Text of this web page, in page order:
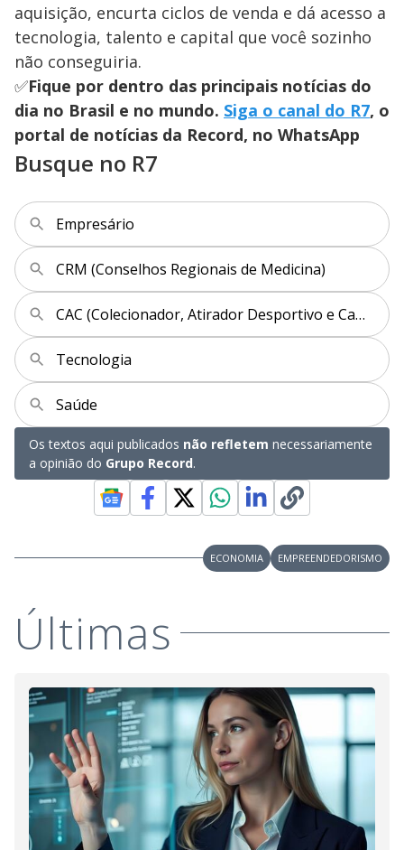
aquisição, encurta ciclos de venda e dá acesso a
tecnologia, talento e capital que você sozinho
não conseguiria.
✅Fique por dentro das principais notícias do
dia no Brasil e no mundo. Siga o canal do R7, o
portal de notícias da Record, no WhatsApp
Busque no R7
Empresário
CRM (Conselhos Regionais de Medicina)
CAC (Colecionador, Atirador Desportivo e Caçador)
Tecnologia
Saúde
Os textos aqui publicados não refletem necessariamente
a opinião do Grupo Record.
ECONOMIA EMPREENDEDORISMO
Últimas